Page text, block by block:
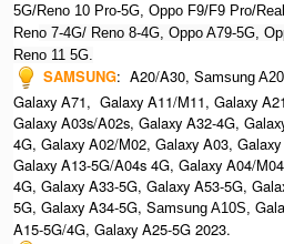
5G/Reno 10 Pro-5G, Oppo F9/F9 Pro/
Reno 7-4G/ Reno 8-4G, Oppo A79-5G,
Reno 11 5G.
SAMSUNG: A20/A30, Samsung
Galaxy A71, Galaxy A11/M11, Galaxy
Galaxy A03s/A02s, Galaxy A32-4G,
4G, Galaxy A02/M02, Galaxy A03,
Galaxy A13-5G/A04s 4G, Galaxy A04/
4G, Galaxy A33-5G, Galaxy A53-5G,
5G, Galaxy A34-5G, Samsung A10S,
A15-5G/4G, Galaxy A25-5G 2023.